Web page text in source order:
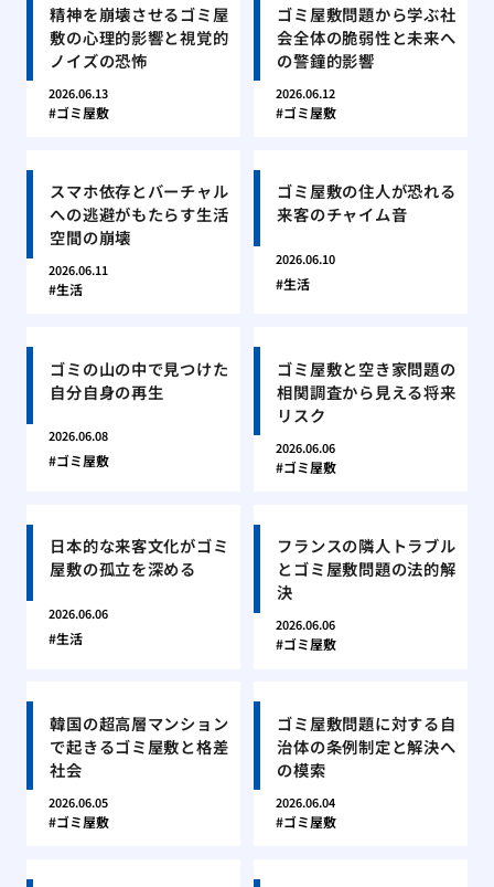
精神を崩壊させるゴミ屋
敷の心理的影響と視覚的
ノイズの恐怖
2026.06.13
ゴミ屋敷
ゴミ屋敷問題から学ぶ社
会全体の脆弱性と未来へ
の警鐘的影響
2026.06.12
ゴミ屋敷
スマホ依存とバーチャル
への逃避がもたらす生活
空間の崩壊
2026.06.11
生活
ゴミ屋敷の住人が恐れる
来客のチャイム音
2026.06.10
生活
ゴミの山の中で見つけた
自分自身の再生
2026.06.08
ゴミ屋敷
ゴミ屋敷と空き家問題の
相関調査から見える将来
リスク
2026.06.06
ゴミ屋敷
日本的な来客文化がゴミ
屋敷の孤立を深める
2026.06.06
生活
フランスの隣人トラブル
とゴミ屋敷問題の法的解
決
2026.06.06
ゴミ屋敷
韓国の超高層マンション
で起きるゴミ屋敷と格差
社会
2026.06.05
ゴミ屋敷
ゴミ屋敷問題に対する自
治体の条例制定と解決へ
の模索
2026.06.04
ゴミ屋敷